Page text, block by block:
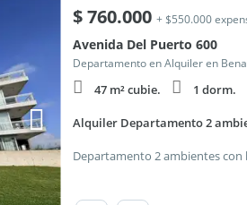
$760.000 + $550.000
Avenida Del Puerto 600
Departamento en Alquiler en
47 m² cubie. 1 dorm.
Alquiler Departamento 2